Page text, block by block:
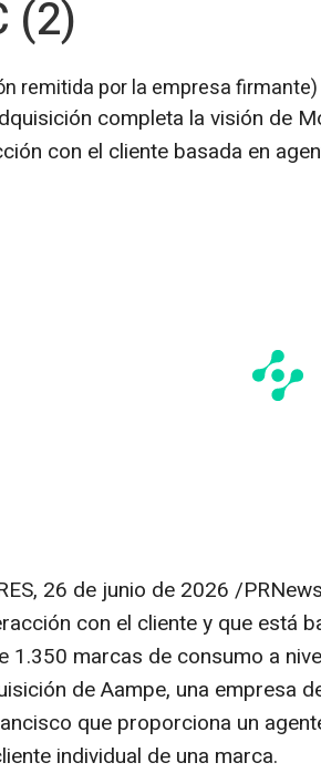
(2)
remitida por la empresa firmante)
completa la visión de
con el cliente basada en
, 26 de junio de 2026 /
con el cliente y que está
1.350 marcas de consumo a
de Aampe, una empresa
que proporciona un
individual de una marca.